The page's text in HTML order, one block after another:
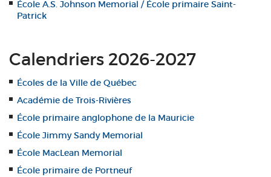
École A.S. Johnson Memorial / École primaire Saint-
Patrick
Calendriers 2026-2027
Écoles de la Ville de Québec
Académie de Trois-Rivières
École primaire anglophone de la Mauricie
École Jimmy Sandy Memorial
École MacLean Memorial
École primaire de Portneuf